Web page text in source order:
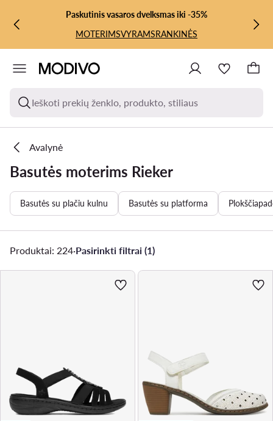
PEREITI PRIE PAGRINDINIO TURINIO
PEREITI Į PAIEŠKĄPaskutinis vasaros dvelksmas iki -35%
MOTERIMSVYRAMSRANKINĖS
Ieškoti prekių ženklo, produkto, stiliaus
Avalynė
Basutės moterims Rieker
Basutės su plačiu kulnu Basutės su platforma
Produktai: 224·Pasirinkti filtrai (1)